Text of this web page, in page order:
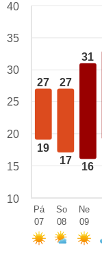
27
19
27
17
31
16
40
35
30
25
20
15
10
Pá
07
So
08
Ne
09